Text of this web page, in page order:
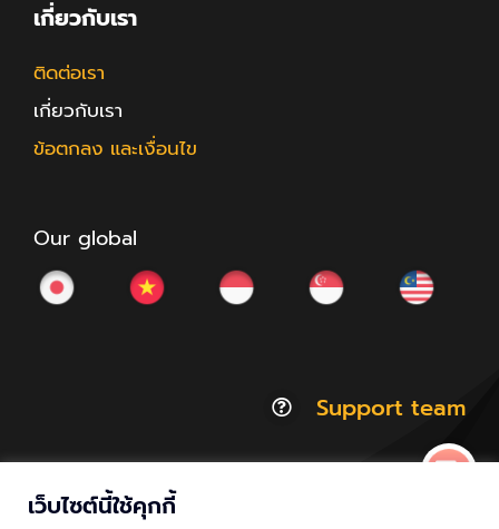
เกี่ยวกับเรา
ติดต่อเรา
เกี่ยวกับเรา
ข้อตกลง และเงื่อนไข
Our global
Support team
เว็บไซต์นี้ใช้คุกกี้